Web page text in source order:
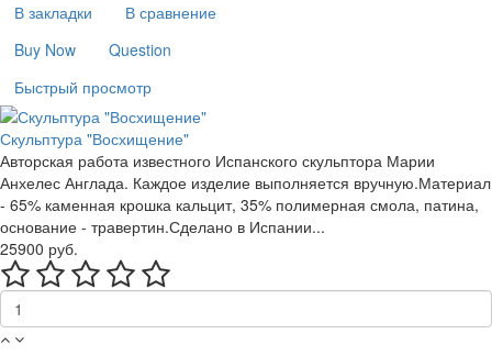
В закладки
В сравнение
Buy Now
Question
Быстрый просмотр
Скульптура "Восхищение"
Авторская работа известного Испанского скульптора Марии
Анхелес Англада. Каждое изделие выполняется вручную.Материал
- 65% каменная крошка кальцит, 35% полимерная смола, патина,
основание - травертин.Сделано в Испании...
25900 руб.